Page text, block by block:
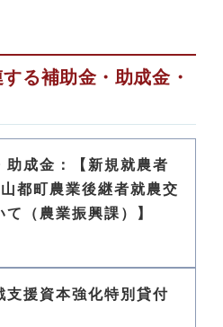
る補助金・助成金・
助成金：【新規就農者
都町農業後継者就農交
（農業振興課）】
支援資本強化特別貸付